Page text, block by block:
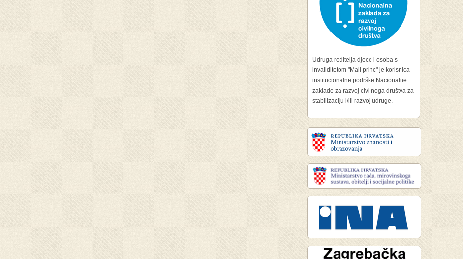
Udruga roditelja djece i osoba s
invaliditetom "Mali princ" je korisnica
institucionalne podrške Nacionalne
zaklade za razvoj civilnoga društva za
stabilizaciju i/ili razvoj udruge.